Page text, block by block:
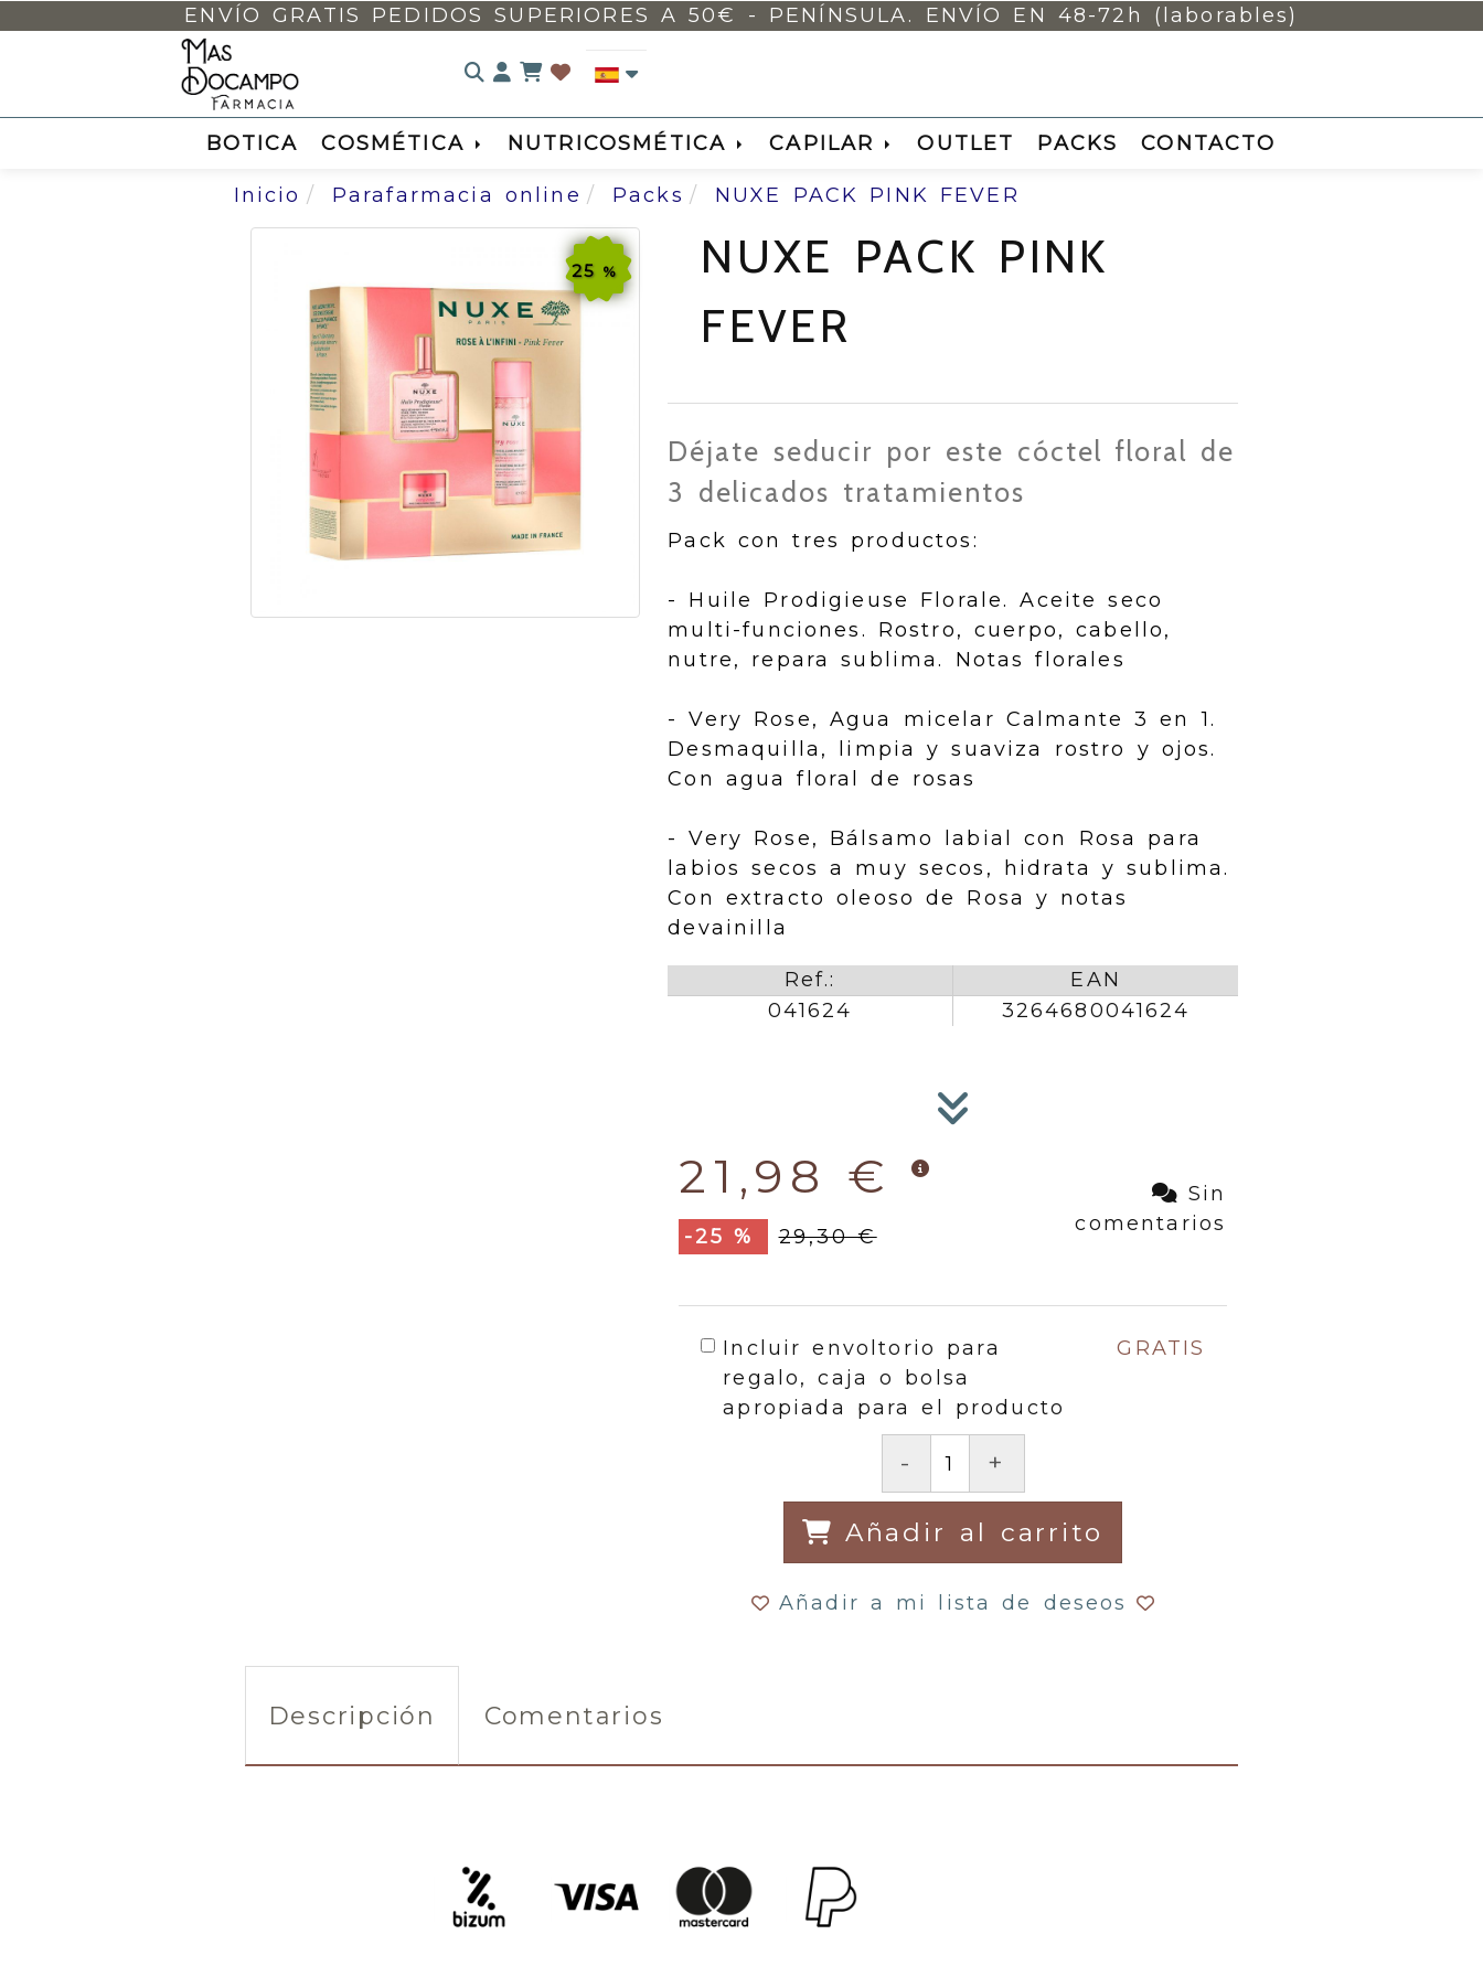
ENVÍO GRATIS PEDIDOS SUPERIORES A 50€ - PENÍNSULA. ENVÍO EN 48-72h (laborables)
Identifícate
BOTICA COSMÉTICA NUTRICOSMÉTICA CAPILAR OUTLET PACKS CONTACTO
Inicio Parafarmacia online Packs NUXE PACK PINK FEVER
25 %
NUXE PACK PINK
FEVER
Déjate seducir por este cóctel floral de
3 delicados tratamientos
Pack con tres productos:
- Huile Prodigieuse Florale. Aceite seco
multi-funciones. Rostro, cuerpo, cabello,
nutre, repara sublima. Notas florales
- Very Rose, Agua micelar Calmante 3 en 1.
Desmaquilla, limpia y suaviza rostro y ojos.
Con agua floral de rosas
- Very Rose, Bálsamo labial con Rosa para
labios secos a muy secos, hidrata y sublima.
Con extracto oleoso de Rosa y notas
devainilla
Ref.:
041624
EAN
3264680041624
21,98 €
-25 % 29,30 €
Sin
comentarios
Incluir envoltorio para
regalo, caja o bolsa
apropiada para el producto
GRATIS
- +
Añadir al carrito
Añadir a mi lista de deseos
Descripción Comentarios